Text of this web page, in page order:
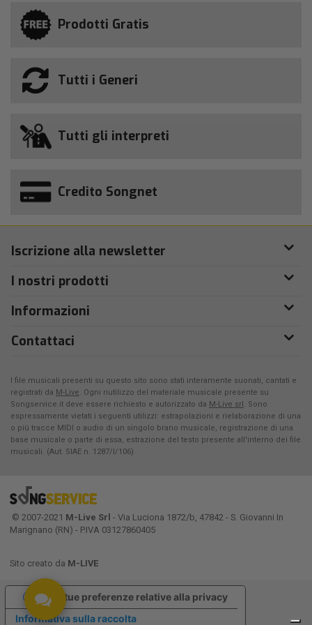
Prodotti Gratis
Tutti i Generi
Tutti gli interpreti
Credito Songnet
Iscrizione alla newsletter
I nostri prodotti
Informazioni
Contattaci
I file musicali presenti su questo sito sono stati interamente suonati, cantati e
registrati da M-Live. Ogni riutilizzo del materiale musicale presente su
Songservice.it deve essere richiesto e autorizzato da M-Live srl . Sono
espressamente vietati i seguenti utilizzi: estrapolazioni e rielaborazione di una
o più tracce MIDI o audio di un singolo brano musicale, registrazione di una
base musicale o parte di essa, estrazione del testo presente all'interno dei file
musicali. (Aut. SIAE n. 1287/I/106)
© 2007-2021 M-Live Srl - Via Luciona 1872/b, 47842 - S. Giovanni In
Marignano (RN) - P.IVA 03127860405
Sito creato da M-LIVE
Informativa sulla raccolta
Le tue preferenze relative alla privacy